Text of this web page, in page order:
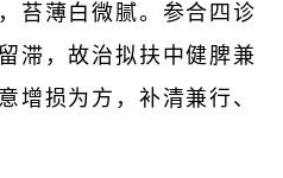
苔薄白微腻。参合四诊
滞，故治拟扶中健脾兼
意增损为方，补清兼行、